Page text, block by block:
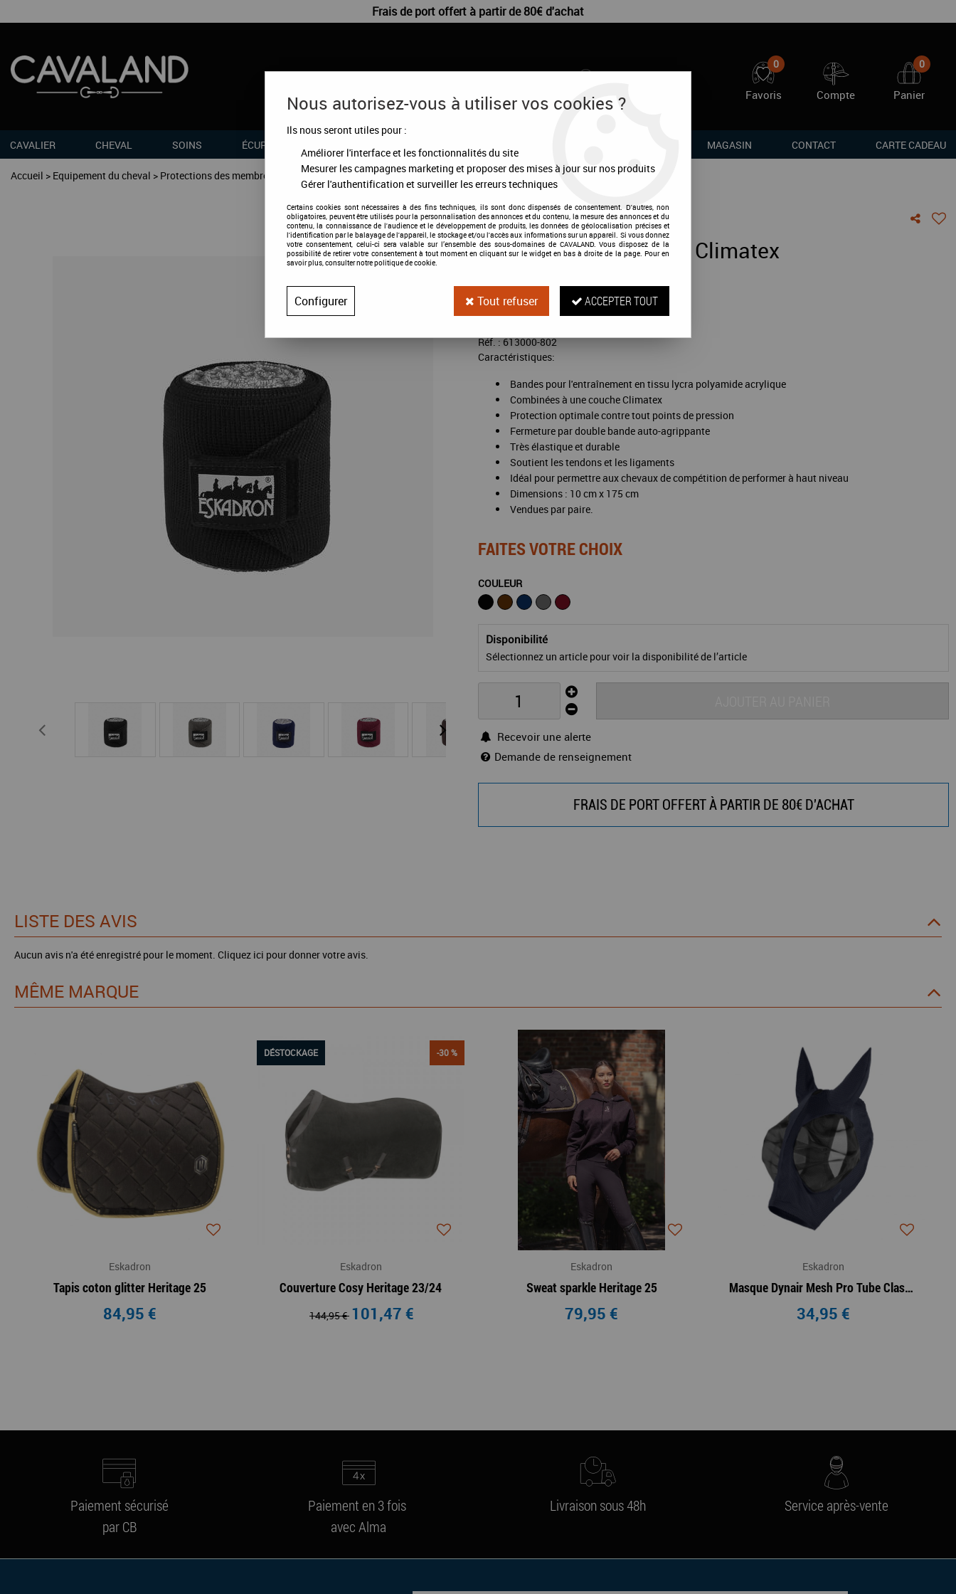
Frais de port offert à partir de 80€ d'achat
0
Favoris Compte
0
Panier
CAVALIER CHEVAL SOINS ÉCURIES MAGASIN CONTACT CARTE CADEAU
Accueil > Equipement du cheval > Protections des membres Repos>Bandages extensibles Climatex
Bandages extensibles Climatex
64,95€ TTC
Réf. :613000-802
Caractéristiques:
Bandes pour l'entraînement en tissu lycra polyamide acrylique
Combinées à une couche Climatex
Protection optimale contre tout points de pression
Fermeture par double bande auto-agrippante
Très élastique et durable
Soutient les tendons et les ligaments
Idéal pour permettre aux chevaux de compétition de performer à haut niveau
Dimensions : 10 cm x 175 cm
Vendues par paire.
FAITES VOTRE CHOIX
COULEUR
Disponibilité
Sélectionnez un article pour voir la disponibilité de l’article
Recevoir une alerte
Demande de renseignement
FRAIS DE PORT OFFERT À PARTIR DE 80€ D'ACHAT
LISTE DES AVIS
Aucun avis n'a été enregistré pour le moment. Cliquez ici pour donner votre avis.
MÊME MARQUE
Eskadron
Tapis coton glitter Heritage 25
84,95 €
DÉSTOCKAGE -30 %
Eskadron
Couverture Cosy Heritage 23/24
144,95 € 101,47 €
Eskadron
Sweat sparkle Heritage 25
79,95 €
Eskadron
Masque Dynair Mesh Pro Tube Classic Sports 26
34,95 €
Paiement sécurisé
par CB
Paiement en 3 fois
avec Alma
Livraison sous 48h Service après-vente
Nous autorisez-vous à utiliser vos cookies ?
Ils nous seront utiles pour :
Améliorer l'interface et les fonctionnalités du site
Mesurer les campagnes marketing et proposer des mises à jour sur nos produits
Gérer l'authentification et surveiller les erreurs techniques
Certains cookies sont nécessaires à des fins techniques, ils sont donc dispensés de consentement. D'autres, non
obligatoires, peuvent être utilisés pour la personnalisation des annonces et du contenu, la mesure des annonces et du
contenu, la connaissance de l'audience et le développement de produits, les données de géolocalisation précises et
l'identification par le balayage de l'appareil, le stockage et/ou l'accès aux informations sur un appareil. Si vous donnez
votre consentement, celui-ci sera valable sur l’ensemble des sous-domaines de CAVALAND. Vous disposez de la
possibilité de retirer votre consentement à tout moment en cliquant sur le widget en bas à droite de la page. Pour en
savoir plus, consulter notre politique de cookie.
Configurer Tout refuser ACCEPTER TOUT